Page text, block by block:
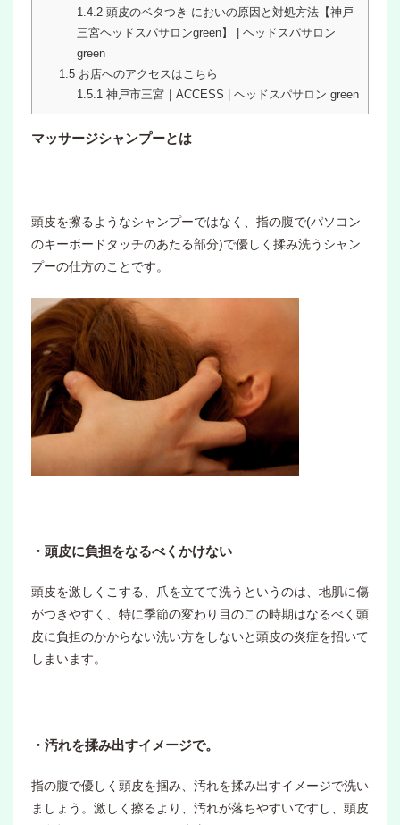
1.4.2頭皮のベタつき においの原因と対処方法【神戸
三宮ヘッドスパサロンgreen】 | ヘッドスパサロン
green
1.5お店へのアクセスはこちら
1.5.1神戸市三宮｜ACCESS | ヘッドスパサロン green
マッサージシャンプーとは
頭皮を擦るようなシャンプーではなく、指の腹で(パソコン
のキーボードタッチのあたる部分)で優しく揉み洗うシャン
プーの仕方のことです。
・頭皮に負担をなるべくかけない
頭皮を激しくこする、爪を立てて洗うというのは、地肌に傷
がつきやすく、特に季節の変わり目のこの時期はなるべく頭
皮に負担のかからない洗い方をしないと頭皮の炎症を招いて
しまいます。
・汚れを揉み出すイメージで。
指の腹で優しく頭皮を掴み、汚れを揉み出すイメージで洗い
ましょう。激しく擦るより、汚れが落ちやすいですし、頭皮